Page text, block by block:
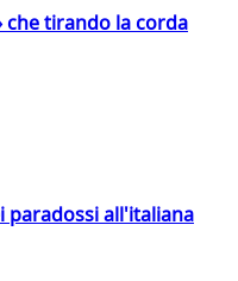
che tirando la corda
paradossi all'italiana